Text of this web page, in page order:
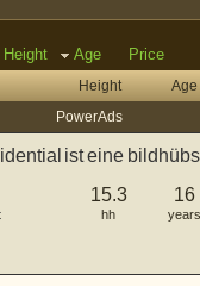
Height Age Price
Height
Age
Power Ads
ist eine
15.3
hh
16
years